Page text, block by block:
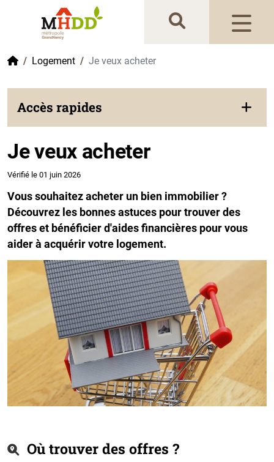
Gestion de vos préférences sur les cookies
AccueilLogement Je veux acheter
Accès rapides
Je veux acheter
Vérifié le 01 juin 2026
Vous souhaitez acheter un bien immobilier ?
Découvrez les bonnes astuces pour trouver des
offres et bénéficier d'aides financières pour vous
aider à acquérir votre logement.
Où trouver des offres ?